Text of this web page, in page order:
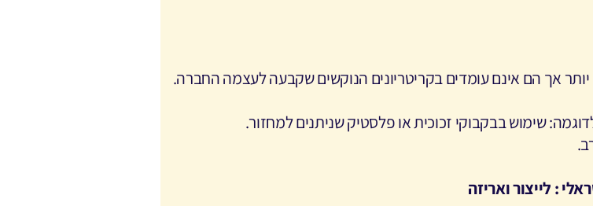
אך הם אינם עומדים בקריטריונים הנוקשים שקבעה לעצמה החברה.
שימוש בבקבוקי זכוכית או פלסטיק שניתנים למחזור.
.
: לייצור ואריזה